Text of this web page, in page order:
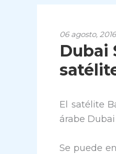
06 agosto,
Dubai
El satélite
árabe
Se puede